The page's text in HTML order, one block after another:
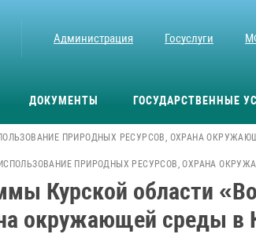
Администрация Госуслуги
ДОКУМЕНТЫ ГОСУДАРСТВЕННЫЕ
ПРИРОДНЫХ РЕСУРСОВ, ОХРАНА
ПРИРОДНЫХ РЕСУРСОВ, ОХРАНА
Курской области
окружающей среды в